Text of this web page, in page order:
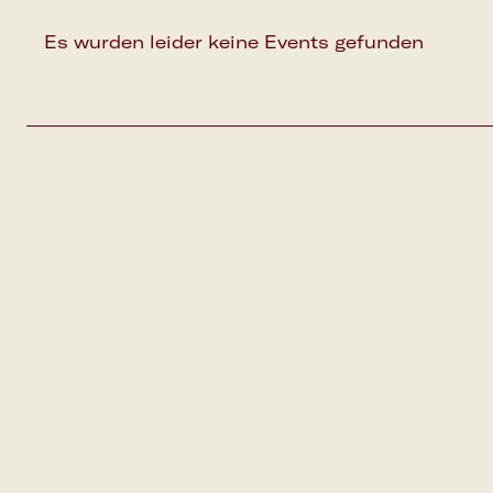
Es wurden leider keine Events gefunden